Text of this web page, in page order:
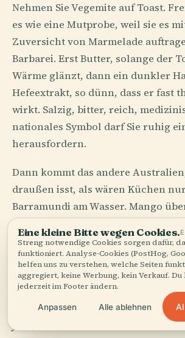
Nehmen Sie Vegemite auf Toast.
es wie eine Mutprobe, weil sie es
Zuversicht von Marmelade
Barbarei. Erst Butter, solange der
Wärme glänzt, dann ein dunkler
Hefeextrakt, so dünn, dass er fast
wirkt. Salzig, bitter, reich,
nationales Symbol darf Sie ruhig
herausfordern.
Dann kommt das andere
draußen isst, als wären Küchen
Barramundi am Wasser. Mango
Sausage sizzle auf dem Parkplatz
rutschende Zwiebeln,
Tomatensauce, eine
schon verloren hat. In Adelaide
die Märkte Käse, Austern,
Olivenöl und Wein mit einem
juristischen Beweisen vorbehält.
Eine kleine Bitte wegen Cookies.
Streng notwendige Cookies sorgen dafür,
funktioniert. Analyse-Cookies (PostHog,
helfen uns zu verstehen, welche Seiten
aggregiert, keine Werbung, kein Verkauf.
jederzeit im Footer ändern.
Anpassen Alle ablehnen